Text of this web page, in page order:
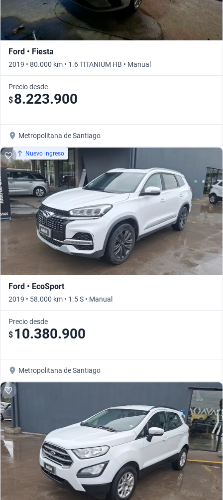
Ford • Fiesta
2019 • 80.000 km • 1.6 TITANIUM HB • Manual
Precio desde
$8.223.900
Metropolitana de Santiago
Nuevo ingreso
Ford • EcoSport
2019 • 58.000 km • 1.5 S • Manual
Precio desde
$ 10.380.900
Metropolitana de Santiago